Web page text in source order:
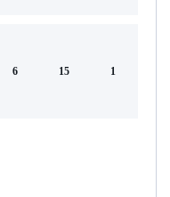
6 15 1